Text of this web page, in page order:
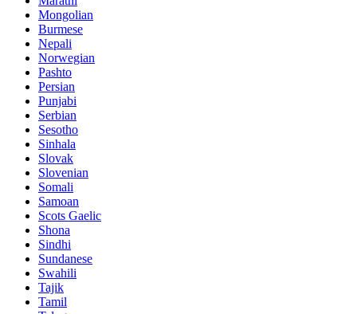
Mongolian
Burmese
Nepali
Norwegian
Pashto
Persian
Punjabi
Serbian
Sesotho
Sinhala
Slovak
Slovenian
Somali
Samoan
Scots Gaelic
Shona
Sindhi
Sundanese
Swahili
Tajik
Tamil